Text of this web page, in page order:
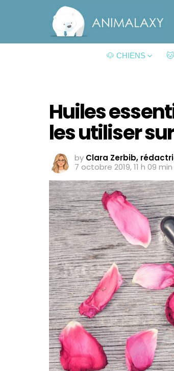
🐶 CHIENS
Huiles
les utiliser
by Clara Zerbib,
7 octobre 2019, 11 h 09 min